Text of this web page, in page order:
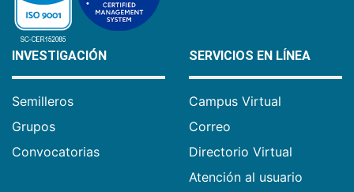
INVESTIGACIÓN
Semilleros
Grupos
Convocatorias
SERVICIOS EN LÍNEA
Campus Virtual
Correo
Directorio Virtual
Atención al usuario